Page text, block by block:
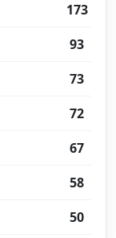
173
93
73
72
67
58
50